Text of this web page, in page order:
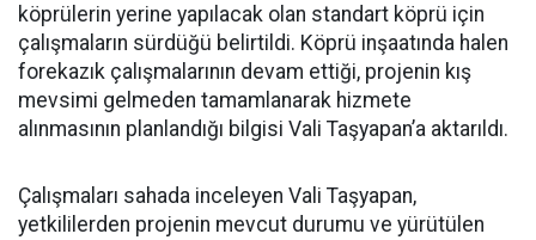
köprülerin yerine yapılacak olan standart köprü için
çalışmaların sürdüğü belirtildi. Köprü inşaatında halen
forekazık çalışmalarının devam ettiği, projenin kış
mevsimi gelmeden tamamlanarak hizmete
alınmasının planlandığı bilgisi Vali Taşyapan’a aktarıldı.
Çalışmaları sahada inceleyen Vali Taşyapan,
yetkililerden projenin mevcut durumu ve yürütülen